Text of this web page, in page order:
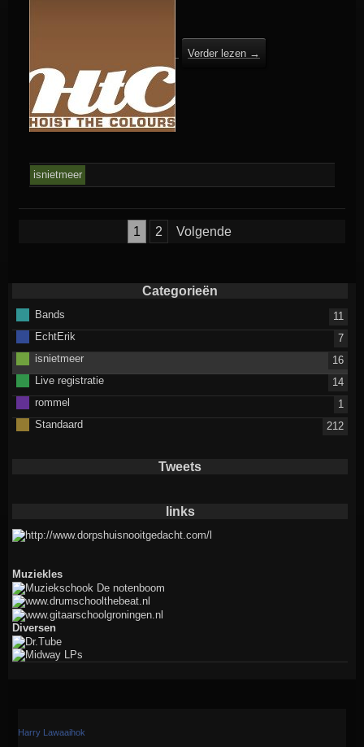
Verder lezen →
isnietmeer
1 2 Volgende
Categorieën
Bands
11
EchtErik
7
isnietmeer
16
Live registratie
14
rommel
1
Standaard
212
Tweets
links
Muziekles
Diversen
Harry Lawaaihok